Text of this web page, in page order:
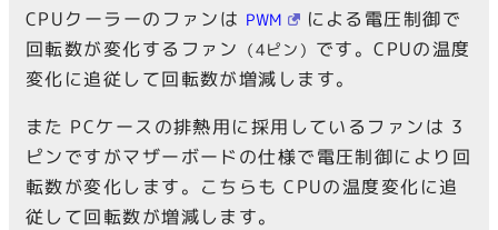
CPUクーラーのファンは
PWM
による電圧制御で
回転数が変化するファン
（4ピン） です。CPUの温度
変化に追従して回転数が増減します。
また PCケースの排熱用に採用しているファンは 3
ピンですがマザーボードの仕様で電圧制御により回
転数が変化します。こちらも CPUの温度変化に追
従して回転数が増減します。